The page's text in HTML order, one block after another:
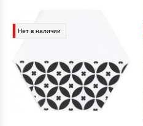
Нет в наличии